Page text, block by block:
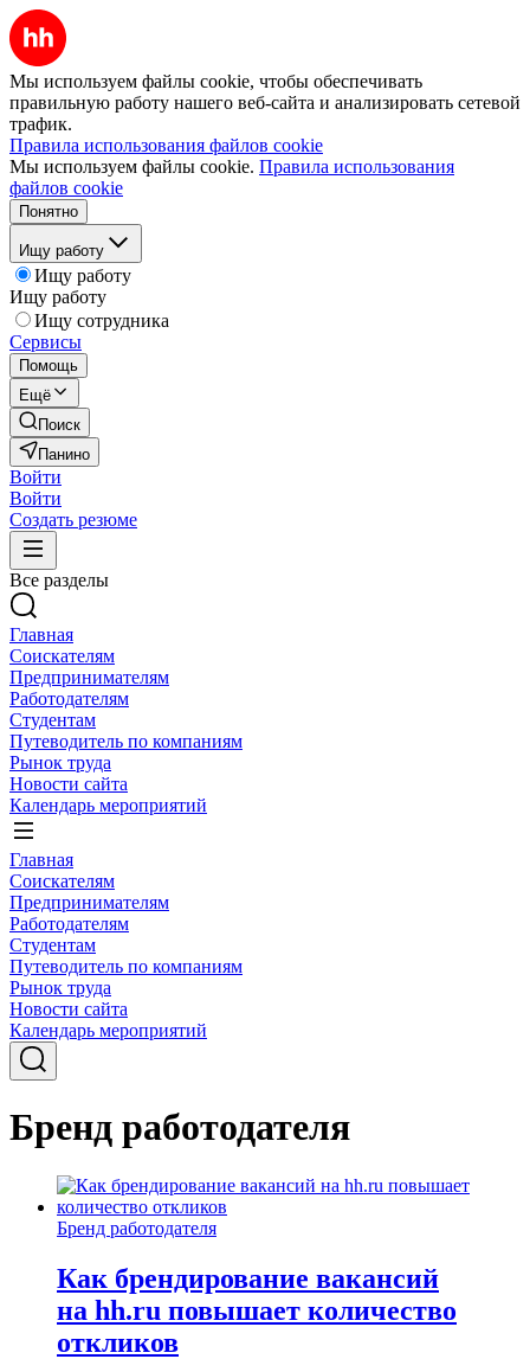
Мы используем файлы cookie, чтобы обеспечивать
правильную работу нашего веб-сайта и анализировать сетевой
трафик.
Правила использования файлов cookie
Мы используем файлы cookie. Правила использования
файлов cookie
Понятно
Ищу работу
Ищу работу
Ищу работу
Ищу сотрудника
Сервисы
Помощь
Ещё
Поиск
Панино
Войти
Войти
Создать резюме
Все разделы
Главная
Соискателям
Предпринимателям
Работодателям
Студентам
Путеводитель по компаниям
Рынок труда
Новости сайта
Календарь мероприятий
Главная
Соискателям
Предпринимателям
Работодателям
Студентам
Путеводитель по компаниям
Рынок труда
Новости сайта
Календарь мероприятий
Бренд работодателя
Бренд работодателя
Как брендирование вакансий
на hh.ru повышает количество
откликов